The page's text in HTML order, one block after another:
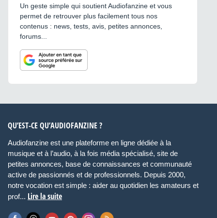
Un geste simple qui soutient Audiofanzine et vous
permet de retrouver plus facilement tous nos
contenus : news, tests, avis, petites annonces,
forums...
QU’EST-CE QU’AUDIOFANZINE ?
Audiofanzine est une plateforme en ligne dédiée à la
musique et à l’audio, à la fois média spécialisé, site de
petites annonces, base de connaissances et communauté
active de passionnés et de professionnels. Depuis 2000,
notre vocation est simple : aider au quotidien les amateurs et
prof... Lire la suite